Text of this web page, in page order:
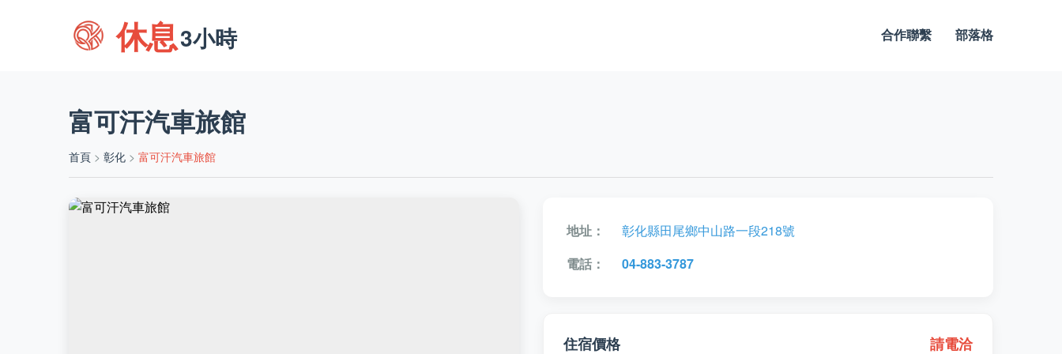
休息3小時 合作聯繫 部落格
富可汗汽車旅館
首頁 > 彰化 > 富可汗汽車旅館
地址：
彰化縣田尾鄉中山路一段218號
電話：
04-883-3787
住宿價格 請電洽